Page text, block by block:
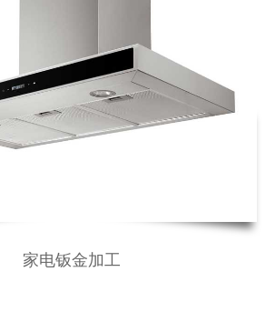
家电钣金加工